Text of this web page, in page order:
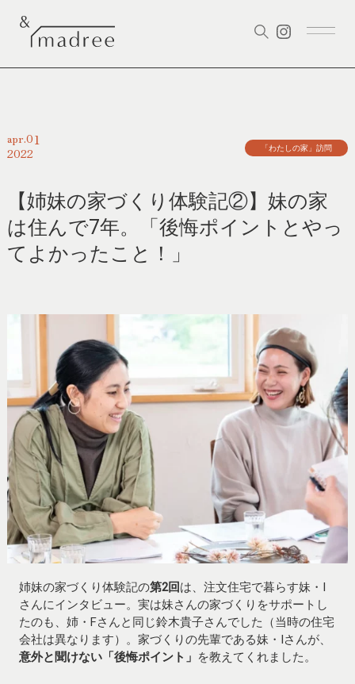
apr. 01
2022 「わたしの家」訪問
【姉妹の家づくり体験記②】妹の家
は住んで7年。「後悔ポイントとやっ
てよかったこと！」
姉妹の家づくり体験記の第2回は、注文住宅で暮らす妹・I
さんにインタビュー。実は妹さんの家づくりをサポートし
たのも、姉・Fさんと同じ鈴木貴子さんでした（当時の住宅
会社は異なります）。家づくりの先輩である妹・Iさんが、
意外と聞けない「後悔ポイント」 を教えてくれました。